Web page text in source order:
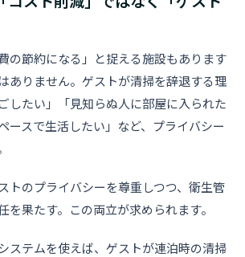
の節約になる」と捉える施設もあります
ありません。ゲストが清掃を辞退する理
したい」「見知らぬ人に部屋に入られた
ースで生活したい」など、プライバシー
トのプライバシーを尊重しつつ、衛生管
を果たす。この両立が求められます。
ステムを使えば、ゲストが連泊時の清掃